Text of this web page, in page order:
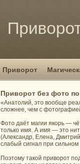
Приворот
Приворот без фото
«Анатолий, это вообще
сложнее, чем с
Фото даёт магии якорь —
только имя. А имя — это
(Александр, Елена,
слабый сигнал при
Поэтому такой приворот